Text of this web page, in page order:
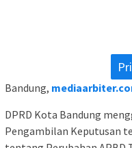
Bandung,
DPRD Kota Bandung
Pengambilan Keputusan